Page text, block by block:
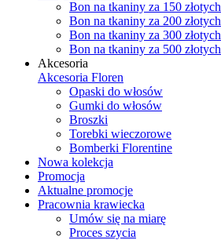
Bon na tkaniny za 150 złotych
Bon na tkaniny za 200 złotych
Bon na tkaniny za 300 złotych
Bon na tkaniny za 500 złotych
Akcesoria
Akcesoria Floren
Opaski do włosów
Gumki do włosów
Broszki
Torebki wieczorowe
Bomberki Florentine
Nowa kolekcja
Promocja
Aktualne promocje
Pracownia krawiecka
Umów się na miarę
Proces szycia